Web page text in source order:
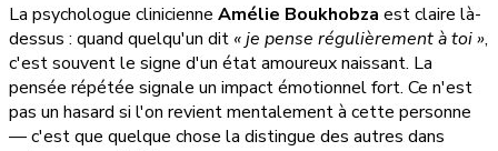
La psychologue clinicienne Amélie Boukhobza est claire là-
dessus : quand quelqu'un dit « je pense régulièrement à toi »,
c'est souvent le signe d'un état amoureux naissant. La
pensée répétée signale un impact émotionnel fort. Ce n'est
pas un hasard si l'on revient mentalement à cette personne
— c'est que quelque chose la distingue des autres dans